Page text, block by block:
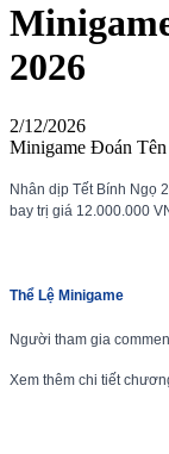
2026
2/12/2026
Minigame Đoán
Nhân dịp Tết Bính Ngọ
bay trị giá 12.000.000
Thể Lệ Minigame
Người tham gia
Xem thêm chi tiết